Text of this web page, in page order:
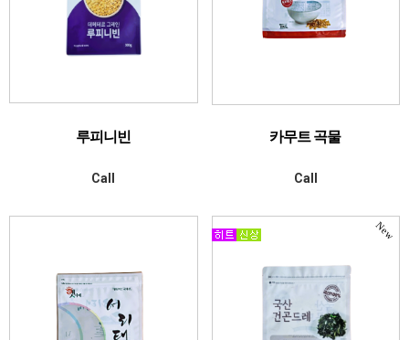
루피니빈
Call
카무트 곡물
Call
New